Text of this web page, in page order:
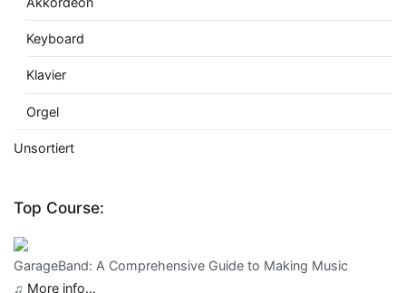
Keyboard
Klavier
Orgel
Unsortiert
Top Course:
GarageBand: A Comprehensive Guide to Making Music
♫ More info...